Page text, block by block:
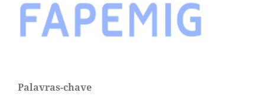
Palavras-chave